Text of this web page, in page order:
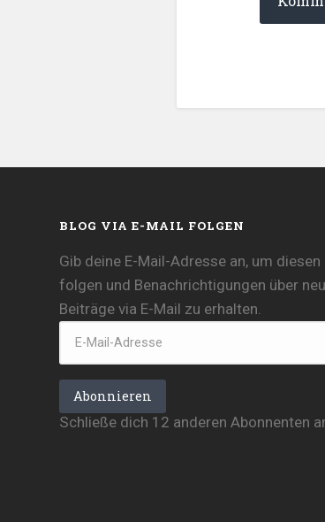
BLOG VIA E-MAIL FOLGEN
Gib deine E-Mail-Adresse an, um diesen
folgen und Benachrichtigungen über
Beiträge via E-Mail zu erhalten.
E-
Mail-
Abonnieren
Schließe dich 12 anderen Abonnenten